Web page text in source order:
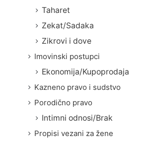
Taharet
Zekat/Sadaka
Zikrovi i dove
Imovinski postupci
Ekonomija/Kupoprodaja
Kazneno pravo i sudstvo
Porodično pravo
Intimni odnosi/Brak
Propisi vezani za žene